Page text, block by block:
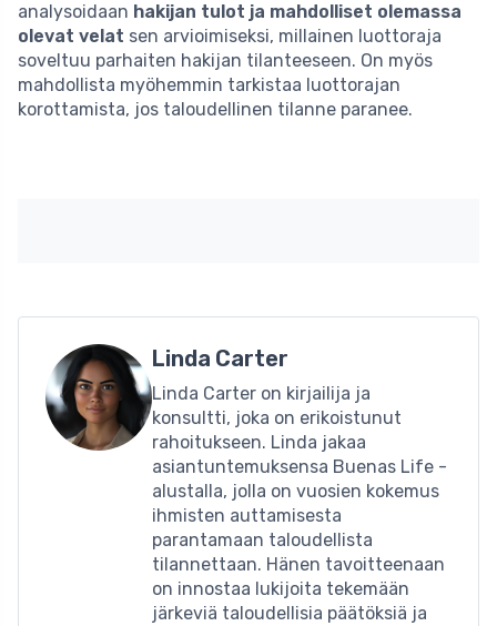
analysoidaan hakijan tulot ja mahdolliset olemassa
olevat velat sen arvioimiseksi, millainen luottoraja
soveltuu parhaiten hakijan tilanteeseen. On myös
mahdollista myöhemmin tarkistaa luottorajan
korottamista, jos taloudellinen tilanne paranee.
Linda Carter
Linda Carter on kirjailija ja
konsultti, joka on erikoistunut
rahoitukseen. Linda jakaa
asiantuntemuksensa Buenas Life -
alustalla, jolla on vuosien kokemus
ihmisten auttamisesta
parantamaan taloudellista
tilannettaan. Hänen tavoitteenaan
on innostaa lukijoita tekemään
järkeviä taloudellisia päätöksiä ja